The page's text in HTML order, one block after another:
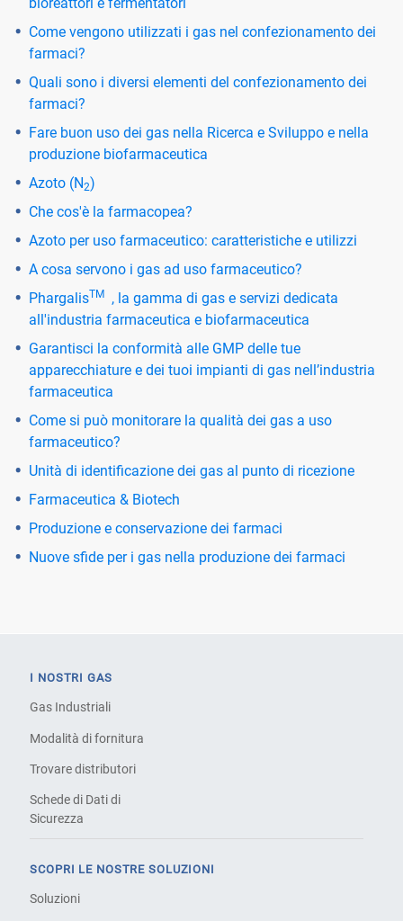
Come vengono utilizzati i gas nel confezionamento dei
farmaci?
Quali sono i diversi elementi del confezionamento dei
farmaci?
Fare buon uso dei gas nella Ricerca e Sviluppo e nella
produzione biofarmaceutica
Azoto (N2)
Che cos'è la farmacopea?
Azoto per uso farmaceutico: caratteristiche e utilizzi
A cosa servono i gas ad uso farmaceutico?
PhargalisTM
, la gamma di gas e servizi dedicata
all'industria farmaceutica e biofarmaceutica
Garantisci la conformità alle GMP delle tue
apparecchiature e dei tuoi impianti di gas nell’industria
farmaceutica
Come si può monitorare la qualità dei gas a uso
farmaceutico?
Unità di identificazione dei gas al punto di ricezione
Farmaceutica & Biotech
Produzione e conservazione dei farmaci
Nuove sfide per i gas nella produzione dei farmaci
I NOSTRI GAS
Gas Industriali
Modalità di fornitura
Trovare distributori
Schede di Dati di
Sicurezza
SCOPRI LE NOSTRE SOLUZIONI
Soluzioni